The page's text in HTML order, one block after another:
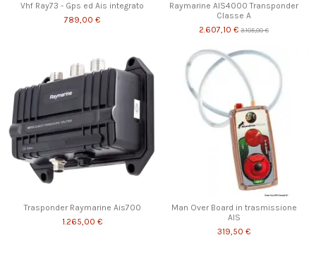
Vhf Ray73 - Gps ed Ais integrato
789,00 €
Raymarine AIS4000 Transponder
Classe A
2.607,10 € 3.105,00 €
Trasponder Raymarine Ais700
1.265,00 €
Man Over Board in trasmissione
AIS
319,50 €